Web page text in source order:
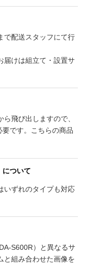
で配送スタッフにて行
届けは組立て・設置サ
飛び出しますので、
です。こちらの商品
について
いずれのタイプも対応
S600R）と異なるサ
と組み合わせた画像を